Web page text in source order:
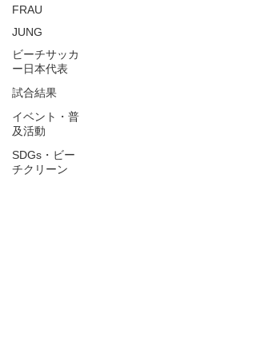
FRAU
JUNG
ビーチサッカ
ー日本代表
試合結果
イベント・普
及活動
SDGs・ビー
チクリーン